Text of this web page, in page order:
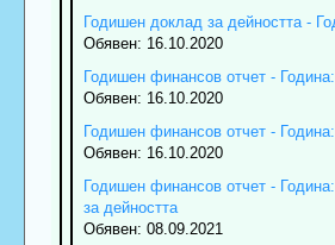
Годишен доклад за дейността -
Обявен: 16.10.2020
Годишен финансов отчет - Година:
Обявен: 16.10.2020
Годишен финансов отчет - Година:
Обявен: 16.10.2020
Годишен финансов отчет -
за дейността
Обявен: 08.09.2021